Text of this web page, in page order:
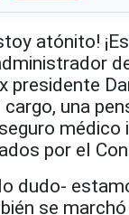
atónito!
presidente
una
por el
dudo-
se